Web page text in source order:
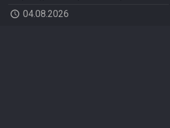
04.08.2026